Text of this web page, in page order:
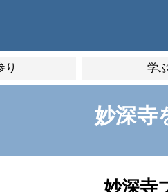
り 学ぶ
妙深寺
妙深寺